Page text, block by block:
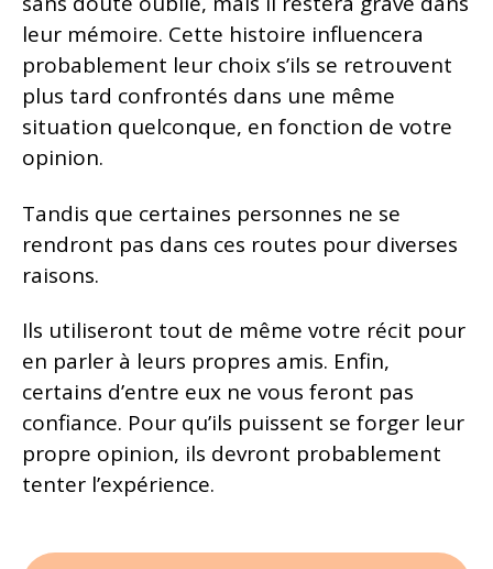
leur mémoire. Cette histoire influencera
probablement leur choix s’ils se retrouvent
plus tard confrontés dans une même
situation quelconque, en fonction de votre
opinion.
Tandis que certaines personnes ne se
rendront pas dans ces routes pour diverses
raisons.
Ils utiliseront tout de même votre récit pour
en parler à leurs propres amis. Enfin,
certains d’entre eux ne vous feront pas
confiance. Pour qu’ils puissent se forger leur
propre opinion, ils devront probablement
tenter l’expérience.